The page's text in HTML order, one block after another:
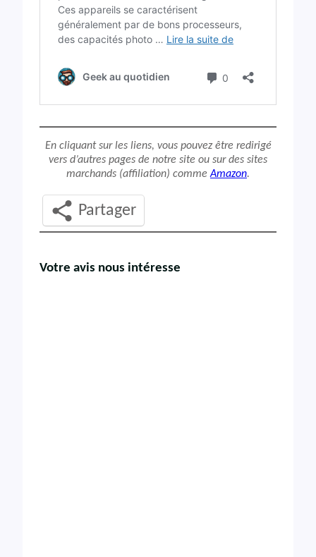
En cliquant sur les liens, vous pouvez être redirigé
vers d’autres pages de notre site ou sur des sites
marchands (affiliation) commeAmazon.
Partager
Votre avis nous intéresse